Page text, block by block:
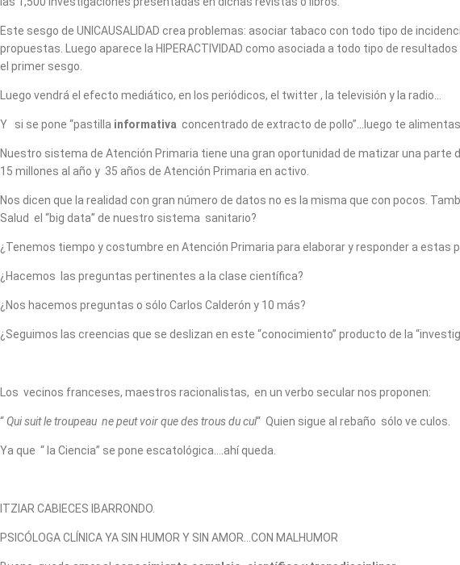
Este sesgo de UNICAUSALIDAD crea problemas: asociar tabaco con todo tipo de
propuestas. Luego aparece la HIPERACTIVIDAD como asociada a todo tipo de
el primer sesgo.
Luego vendrá el efecto mediático, en los periódicos, el twitter , la televisión y la radio…
Y si se pone “pastilla informativa concentrado de extracto de pollo”…luego te alimentas
Nuestro sistema de Atención Primaria tiene una gran oportunidad de matizar una
15 millones al año y 35 años de Atención Primaria en activo.
Nos dicen que la realidad con gran número de datos no es la misma que con pocos.
Salud el “big data” de nuestro sistema sanitario?
¿Tenemos tiempo y costumbre en Atención Primaria para elaborar y responder a estas
¿Hacemos las preguntas pertinentes a la clase científica?
¿Nos hacemos preguntas o sólo Carlos Calderón y 10 más?
¿Seguimos las creencias que se deslizan en este “conocimiento” producto de la
Los vecinos franceses, maestros racionalistas, en un verbo secular nos proponen:
“Qui suit le troupeau ne peut voir que des trous du cul“ Quien sigue al rebaño sólo ve culos.
Ya que “ la Ciencia” se pone escatológica….ahí queda.
ITZIAR CABIECES IBARRONDO.
PSICÓLOGA CLÍNICA YA SIN HUMOR Y SIN AMOR…CON MALHUMOR